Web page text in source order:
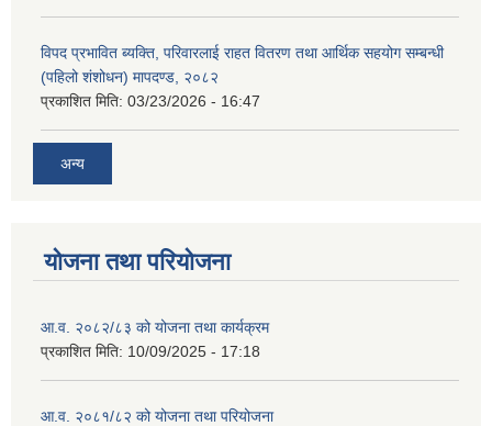
विपद प्रभावित ब्यक्ति, परिवारलाई राहत वितरण तथा आर्थिक सहयोग सम्बन्धी
(पहिलो शंशोधन) मापदण्ड, २०८२
प्रकाशित मिति: 03/23/2026 - 16:47
अन्य
योजना तथा परियोजना
आ.व. २०८२/८३ को योजना तथा कार्यक्रम
प्रकाशित मिति: 10/09/2025 - 17:18
आ.व. २०८१/८२ को योजना तथा परियोजना